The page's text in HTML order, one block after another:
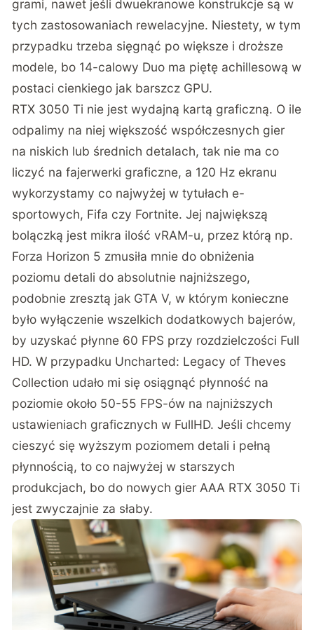
grami, nawet jeśli dwuekranowe konstrukcje są w
tych zastosowaniach rewelacyjne. Niestety, w tym
przypadku trzeba sięgnąć po większe i droższe
modele, bo 14-calowy Duo ma piętę achillesową w
postaci cienkiego jak barszcz GPU.
RTX 3050 Ti nie jest wydajną kartą graficzną. O ile
odpalimy na niej większość współczesnych gier
na niskich lub średnich detalach, tak nie ma co
liczyć na fajerwerki graficzne, a 120 Hz ekranu
wykorzystamy co najwyżej w tytułach e-
sportowych, Fifa czy Fortnite. Jej największą
bolączką jest mikra ilość vRAM-u, przez którą np.
Forza Horizon 5 zmusiła mnie do obniżenia
poziomu detali do absolutnie najniższego,
podobnie zresztą jak GTA V, w którym konieczne
było wyłączenie wszelkich dodatkowych bajerów,
by uzyskać płynne 60 FPS przy rozdzielczości Full
HD. W przypadku Uncharted: Legacy of Theves
Collection udało mi się osiągnąć płynność na
poziomie około 50-55 FPS-ów na najniższych
ustawieniach graficznych w FullHD. Jeśli chcemy
cieszyć się wyższym poziomem detali i pełną
płynnością, to co najwyżej w starszych
produkcjach, bo do nowych gier AAA RTX 3050 Ti
jest zwyczajnie za słaby.